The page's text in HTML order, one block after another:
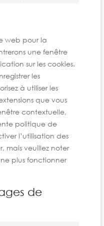
web pour la
une fenêtre
sur les cookies.
les
à utiliser les
que vous
contextuelle,
politique de
l’utilisation des
mais veuillez noter
plus fonctionner
de